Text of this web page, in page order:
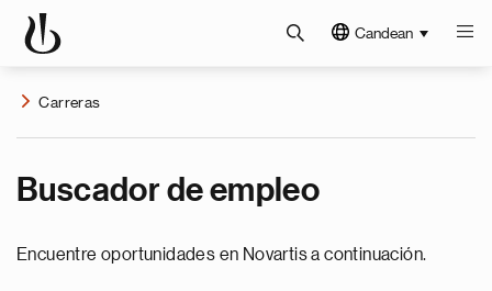
Candean
Carreras
Buscador de empleo
Encuentre oportunidades en Novartis a continuación.